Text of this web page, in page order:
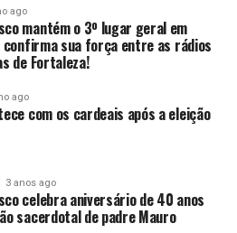
ago
mantém o 3º lugar geral em
confirma sua força entre as rádios
de Fortaleza!
ago
com os cardeais após a eleição
3 anos ago
celebra aniversário de 40 anos
sacerdotal de padre Mauro